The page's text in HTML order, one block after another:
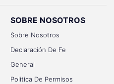
SOBRE NOSOTROS
Sobre Nosotros
Declaración De Fe
General
Politica De Permisos